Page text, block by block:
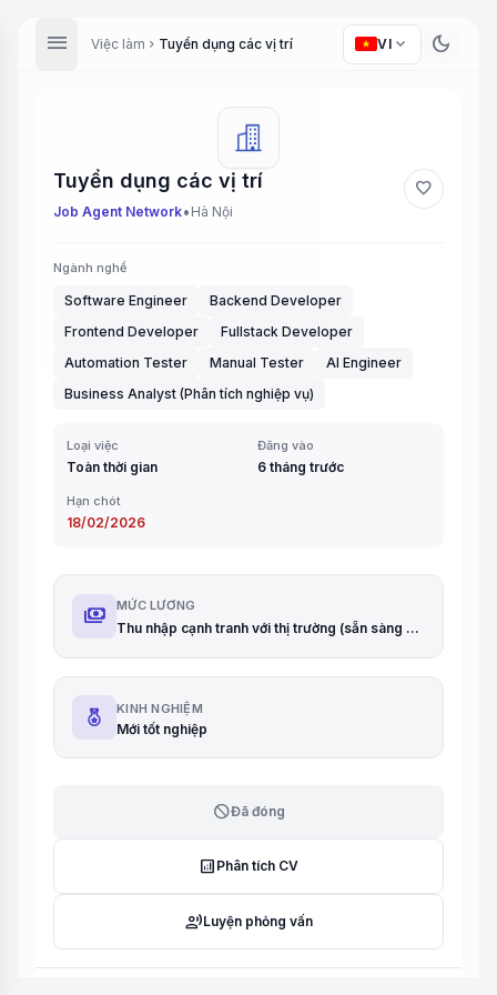
menu Việc làm chevron_right Tuyển dụng các vị trí VI expand_more dark_mode
Tuyển dụng các vị trí
Job Agent Network• Hà Nội
favorite
Ngành nghề
Software Engineer
Backend Developer
Frontend Developer
Fullstack Developer
Automation Tester
Manual Tester
AI Engineer
Business Analyst (Phân tích nghiệp vụ)
Loại việc
Toàn thời gian
Đăng vào
6 tháng trước
Hạn chót
18/02/2026
payments MỨC LƯƠNG
Thu nhập cạnh tranh với thị trường (sẵn sàng deal tốt với UV phù hợp)
KINH NGHIỆM
Mới tốt nghiệp
blockĐã đóng
analytics Phân tích CV
record_voice_overLuyện phỏng vấn